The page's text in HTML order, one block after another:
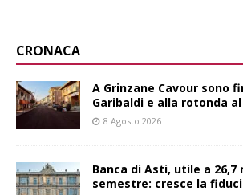
CRONACA
A Grinzane Cavour sono
Garibaldi e alla rotonda al
8 Agosto 2026
Banca di Asti, utile a
semestre: cresce la